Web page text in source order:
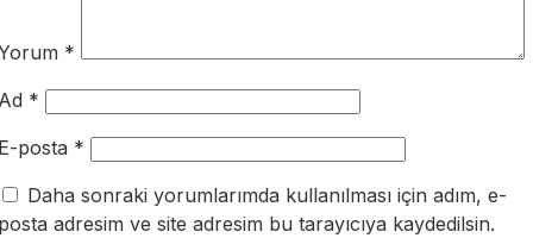
*
*
posta *
Daha sonraki yorumlarımda kullanılması için adım, e-
adresim ve site adresim bu tarayıcıya kaydedilsin.